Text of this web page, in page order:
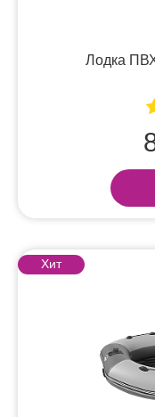
Лодка
Хит